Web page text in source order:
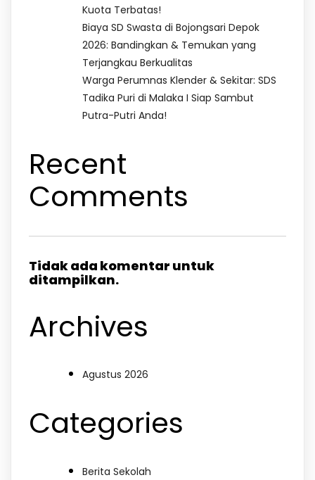
Kuota Terbatas!
Biaya SD Swasta di Bojongsari Depok
2026: Bandingkan & Temukan yang
Terjangkau Berkualitas
Warga Perumnas Klender & Sekitar: SDS
Tadika Puri di Malaka I Siap Sambut
Putra-Putri Anda!
Recent
Comments
Tidak ada komentar untuk
ditampilkan.
Archives
Agustus 2026
Categories
Berita Sekolah